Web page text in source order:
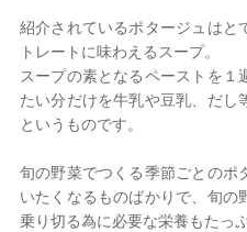
紹介されているポタージュはと
トレートに味わえるスープ。
スープの素となるペーストを１
たい分だけを牛乳や豆乳、だし
というものです。
旬の野菜でつくる季節ごとのポ
いたくなるものばかりで、旬の
乗り切る為に必要な栄養もたっ